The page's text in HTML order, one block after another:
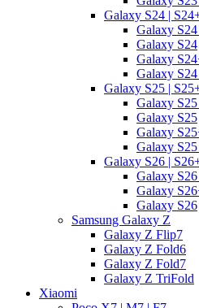
Galaxy S24 |
Galaxy
Galaxy S24
Galaxy
Galaxy
Galaxy S25 |
Galaxy
Galaxy S25
Galaxy
Galaxy
Galaxy S26 |
Galaxy
Galaxy
Galaxy S26
Samsung Galaxy Z
Galaxy Z Flip7
Galaxy Z Fold6
Galaxy Z Fold7
Galaxy Z TriFold
Xiaomi